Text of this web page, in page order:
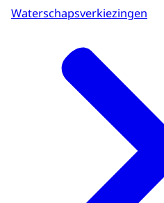
Waterschapsverkiezingen